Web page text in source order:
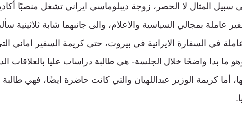
المثال لا الحصر، زوجة ديبلوماسي ايراني تشغل منصبًا
عاملة بمجالي السياسية والاعلام، والى جانبهما شابة ثلاثينية
في السفارة الايرانية في بيروت، حتى كريمة السفير اماني
ما بدا واضحًا خلال الجلسة- هي طالبة دراسات عليا بالعلاقات
أما كريمة الوزير عبداللهيان والتي كانت حاضرة ايضًا، فهي